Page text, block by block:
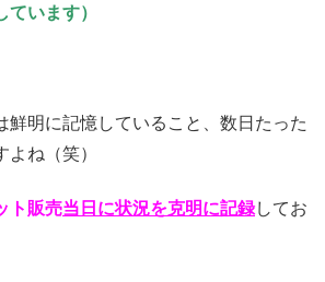
ています）
鮮明に記憶していること、数日たった
ね（笑）
ト販売当日に状況を克明に記録してお